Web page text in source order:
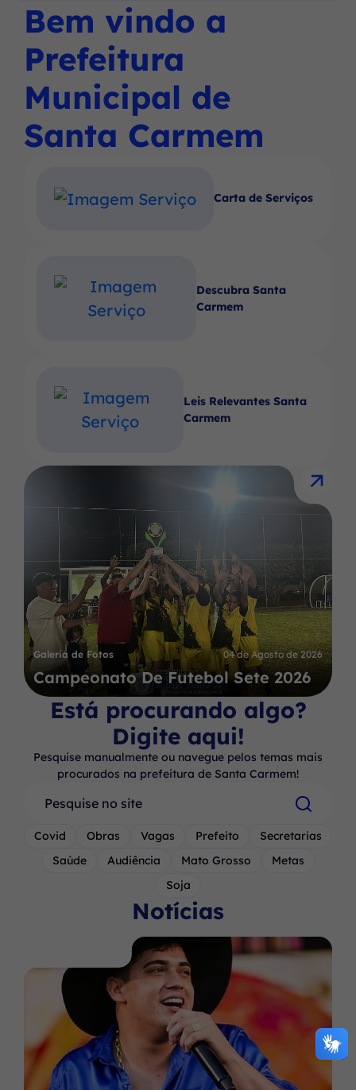
Ir
para
o
rodapé
[alt+4]
Instagram
Facebook
Youtube
menu
principal
Bem vindo a
Prefeitura
Municipal de
Santa Carmem
Carta de Serviços
Descubra Santa
Carmem
Leis Relevantes Santa
Carmem
Galeria de Fotos 04 de Agosto de 2026
Campeonato De Futebol Sete 2026
Está procurando algo?
Digite aqui!
Pesquise manualmente ou navegue pelos temas mais
procurados na prefeitura de Santa Carmem!
Pesquisar
Covid Obras Vagas Prefeito
Secretarias
Saúde
Audiência Mato Grosso
Metas
Soja
Notícias